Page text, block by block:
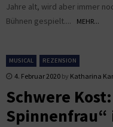
Jahre alt, wird aber immer
Bühnen gespielt....
MEHR...
MUSICAL REZENSION
4. Februar 2020 by Katharina
Schwere
Spinnenfrau“